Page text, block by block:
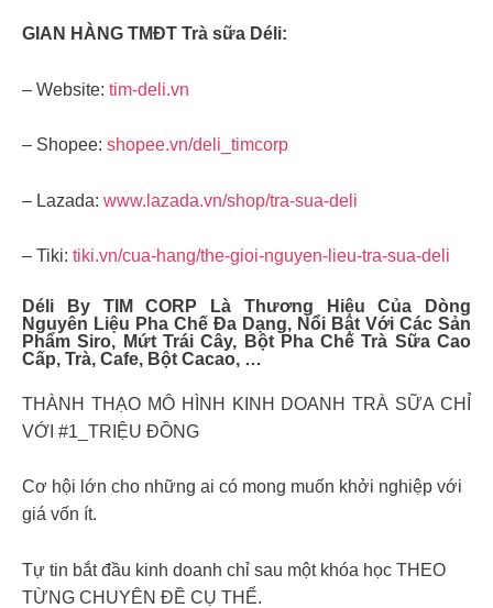
GIAN HÀNG TMĐT Trà sữa Déli:
– Website: tim-deli.vn
– Shopee: shopee.vn/deli_timcorp
– Lazada: www.lazada.vn/shop/tra-sua-deli
– Tiki: tiki.vn/cua-hang/the-gioi-nguyen-lieu-tra-sua-deli
Déli By TIM CORP Là Thương Hiệu Của Dòng
Nguyên Liệu Pha Chế Đa Dạng, Nổi Bật Với Các Sản
Phẩm Siro, Mứt Trái Cây, Bột Pha Chế Trà Sữa Cao
Cấp, Trà, Cafe, Bột Cacao, …
THÀNH THẠO MÔ HÌNH KINH DOANH TRÀ SỮA CHỈ
VỚI #1_TRIỆU ĐỒNG
Cơ hội lớn cho những ai có mong muốn khởi nghiệp với
giá vốn ít.
Tự tin bắt đầu kinh doanh chỉ sau một khóa học THEO
TỪNG CHUYÊN ĐỀ CỤ THỂ.